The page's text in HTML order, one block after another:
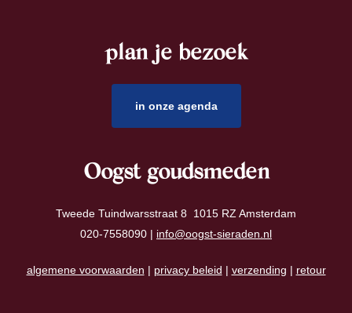
plan je bezoek
in onze agenda
Oogst goudsmeden
Tweede Tuindwarsstraat 8 1015 RZ Amsterdam
020-7558090 | info@oogst-sieraden.nl
algemene voorwaarden | privacy beleid | verzending | retour